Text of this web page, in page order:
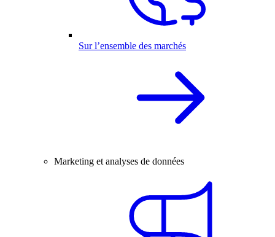
Sur l’ensemble des marchés
Marketing et analyses de données